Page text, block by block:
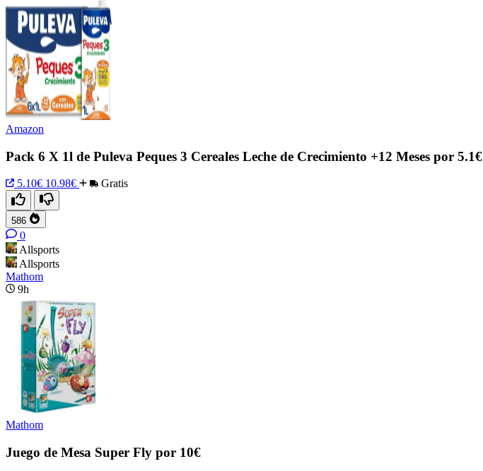
Amazon
Pack 6 X 1l de Puleva Peques 3 Cereales Leche de Crecimiento +12 Meses por 5.1€
5.10€ 10.98€ Gratis
586
0
Allsports
Allsports
Mathom
9h
Mathom
Juego de Mesa Super Fly por 10€